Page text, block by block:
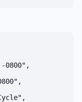
0800",